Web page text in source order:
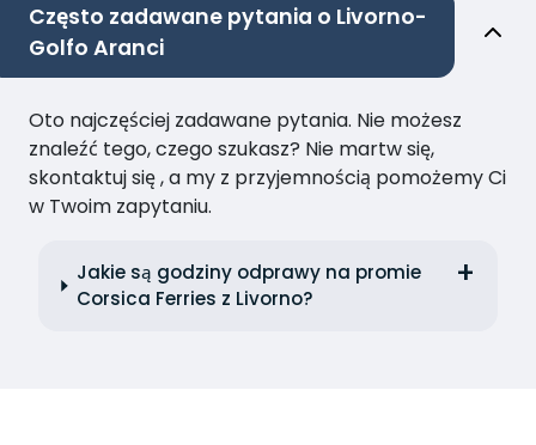
Często zadawane pytania o Livorno-
Golfo Aranci
Oto najczęściej zadawane pytania. Nie możesz
znaleźć tego, czego szukasz? Nie martw się,
skontaktuj się , a my z przyjemnością pomożemy Ci
w Twoim zapytaniu.
Jakie są godziny odprawy na promie
Corsica Ferries z Livorno?